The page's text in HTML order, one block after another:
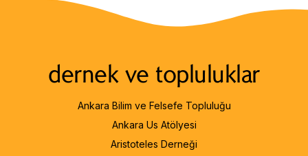
dernek ve topluluklar
Ankara Bilim ve Felsefe Topluluğu
Ankara Us Atölyesi
Aristoteles Derneği